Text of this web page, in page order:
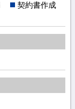
契約書作成